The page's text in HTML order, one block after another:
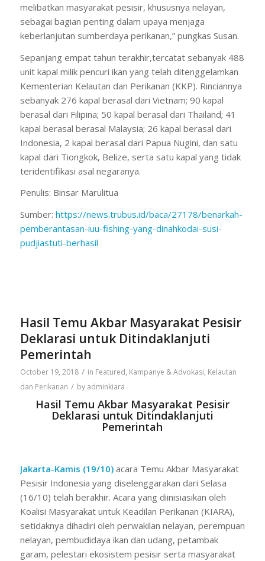
melibatkan masyarakat pesisir, khususnya nelayan,
sebagai bagian penting dalam upaya menjaga
keberlanjutan sumberdaya perikanan,” pungkas Susan.
Sepanjang empat tahun terakhir,tercatat sebanyak 488
unit kapal milik pencuri ikan yang telah ditenggelamkan
Kementerian Kelautan dan Perikanan (KKP). Rinciannya
sebanyak 276 kapal berasal dari Vietnam; 90 kapal
berasal dari Filipina; 50 kapal berasal dari Thailand; 41
kapal berasal berasal Malaysia; 26 kapal berasal dari
Indonesia, 2 kapal berasal dari Papua Nugini, dan satu
kapal dari Tiongkok, Belize, serta satu kapal yang tidak
teridentifikasi asal negaranya.
Penulis: Binsar Marulitua
Sumber: https://news.trubus.id/baca/27178/benarkah-
pemberantasan-iuu-fishing-yang-dinahkodai-susi-
pudjiastuti-berhasil
Hasil Temu Akbar Masyarakat Pesisir
Deklarasi untuk Ditindaklanjuti
Pemerintah
October 19, 2018 / in Featured, Kampanye & Advokasi, Kelautan
dan Perikanan / by adminkiara
Hasil Temu Akbar Masyarakat Pesisir
Deklarasi untuk Ditindaklanjuti
Pemerintah
Jakarta-Kamis (19/10)acara Temu Akbar Masyarakat
Pesisir Indonesia yang diselenggarakan dari Selasa
(16/10) telah berakhir. Acara yang diinisiasikan oleh
Koalisi Masyarakat untuk Keadilan Perikanan (KIARA),
setidaknya dihadiri oleh perwakilan nelayan, perempuan
nelayan, pembudidaya ikan dan udang, petambak
garam, pelestari ekosistem pesisir serta masyarakat